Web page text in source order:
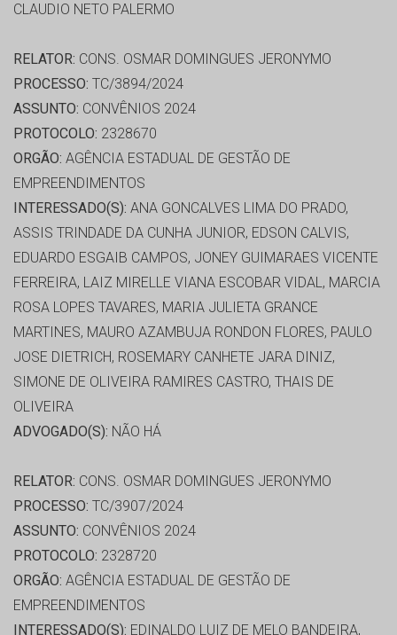
CLAUDIO NETO PALERMO
RELATOR: CONS. OSMAR DOMINGUES JERONYMO
PROCESSO: TC/3894/2024
ASSUNTO: CONVÊNIOS 2024
PROTOCOLO: 2328670
ORGÃO: AGÊNCIA ESTADUAL DE GESTÃO DE
EMPREENDIMENTOS
INTERESSADO(S): ANA GONCALVES LIMA DO PRADO,
ASSIS TRINDADE DA CUNHA JUNIOR, EDSON CALVIS,
EDUARDO ESGAIB CAMPOS, JONEY GUIMARAES VICENTE
FERREIRA, LAIZ MIRELLE VIANA ESCOBAR VIDAL, MARCIA
ROSA LOPES TAVARES, MARIA JULIETA GRANCE
MARTINES, MAURO AZAMBUJA RONDON FLORES, PAULO
JOSE DIETRICH, ROSEMARY CANHETE JARA DINIZ,
SIMONE DE OLIVEIRA RAMIRES CASTRO, THAIS DE
OLIVEIRA
ADVOGADO(S): NÃO HÁ
RELATOR: CONS. OSMAR DOMINGUES JERONYMO
PROCESSO: TC/3907/2024
ASSUNTO: CONVÊNIOS 2024
PROTOCOLO: 2328720
ORGÃO: AGÊNCIA ESTADUAL DE GESTÃO DE
EMPREENDIMENTOS
INTERESSADO(S): EDINALDO LUIZ DE MELO BANDEIRA,